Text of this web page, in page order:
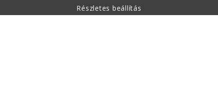
Részletes beállítás